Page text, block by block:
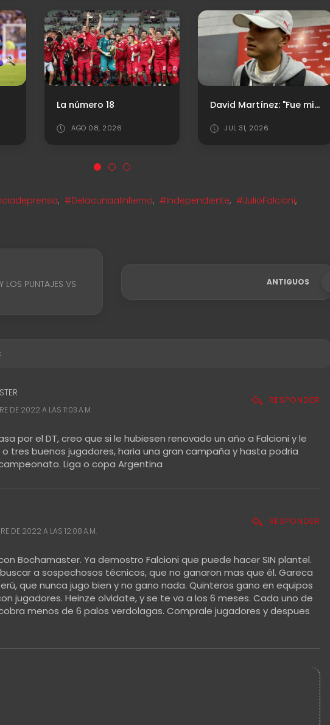
JUL 31, 2026
4 de agosto de 1904: nace el "Rey de Copas"
AGO 04, 2026
, #Delacunaalinfierno, #Independiente, #JulioFalcioni,
LOS PUNTAJES VS
ANTIGUOS
DE 2022 A LAS 11:03 A.M.
RESPONDER
por el DT, creo que si le hubiesen renovado un año a Falcioni y le
tres buenos jugadores, haria una gran campaña y hasta podria
Liga o copa Argentina
DE 2022 A LAS 12:08 A.M.
RESPONDER
Bochamaster. Ya demostro Falcioni que puede hacer SIN plantel.
a sospechosos técnicos, que no ganaron mas que él. Gareca
que nunca jugo bien y no gano nada. Quinteros gano en equipos
jugadores. Heinze olvidate, y se te va a los 6 meses. Cada uno de
menos de 6 palos verdolagas. Comprale jugadores y despues